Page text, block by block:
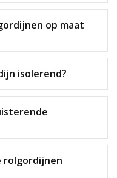
op maat
isolerend?
rolgordijnen